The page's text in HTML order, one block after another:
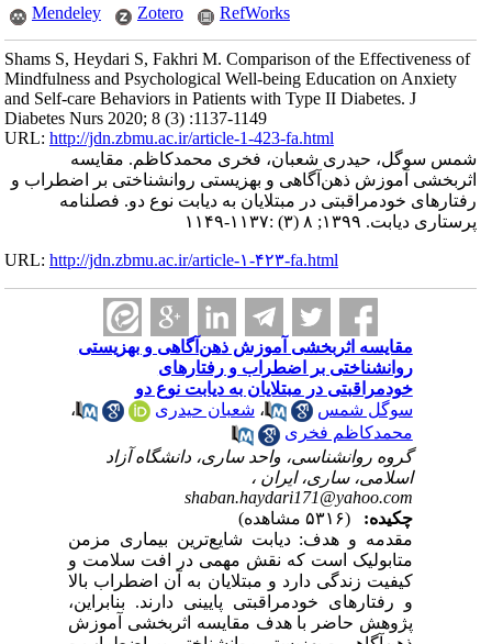
Mendeley
Zotero RefWorks
Shams S, Heydari S, Fakhri M. Comparison of the Effectiveness of
Mindfulness and Psychological Well-being Education on Anxiety
and Self-care Behaviors in Patients with Type II Diabetes. J
Diabetes Nurs 2020; 8 (3) :1137-1149
URL:http://jdn.zbmu.ac.ir/article-1-423-fa.html
شمس سوگل، حیدری شعبان، فخری محمدکاظم. مقایسه
اثربخشی آموزش ذهن‌آگاهی و بهزیستی روانشناختی بر اضطراب و
رفتارهای خودمراقبتی در مبتلایان به دیابت نوع دو. فصلنامه
پرستاری دیابت. ۱۳۹۹; ۸ (۳) :۱۱۳۷-۱۱۴۹
URL:http://jdn.zbmu.ac.ir/article-۱-۴۲۳-fa.html
مقایسه اثربخشی آموزش ذهن‌آگاهی و بهزیستی
روانشناختی بر اضطراب و رفتارهای
خودمراقبتی در مبتلایان به دیابت نوع دو
سوگل شمس
،شعبان حیدری
،
محمدکاظم فخری
گروه روانشناسی، واحد ساری، دانشگاه آزاد
اسلامی، ساری، ایران ،
shaban.haydari171@yahoo.com
چکیده:
مقدمه و هدف: دیابت شایع‌ترین بیماری مزمن
متابولیک است که نقش مهمی در افت سلامت و
کیفیت زندگی دارد و مبتلایان به آن اضطراب بالا
و رفتارهای خودمراقبتی پایینی دارند. بنابراین،
پژوهش حاضر با هدف مقایسه اثربخشی آموزش